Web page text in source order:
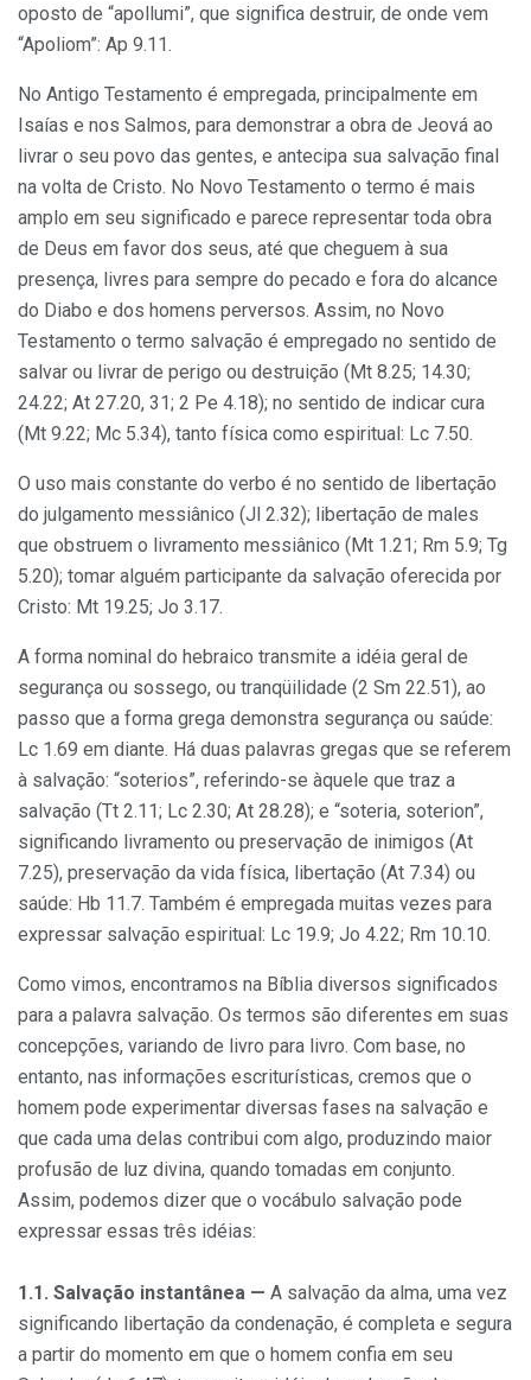
oposto de “apollumi”, que significa destruir, de onde vem
“Apoliom”: Ap 9.11.
No Antigo Testamento é empregada, principalmente em
Isaías e nos Salmos, para demonstrar a obra de Jeová ao
livrar o seu povo das gentes, e antecipa sua salvação final
na volta de Cristo. No Novo Tes­tamento o termo é mais
amplo em seu significado e parece representar toda obra
de Deus em favor dos seus, até que cheguem à sua
presença, livres para sempre do pecado e fora do alcance
do Diabo e dos homens perversos. Assim, no Novo
Testamento o termo salvação é empregado no sentido de
salvar ou livrar de perigo ou destruição (Mt 8.25; 14.30;
24.22; At 27.20, 31; 2 Pe 4.18); no sentido de indicar cura
(Mt 9.22; Mc 5.34), tanto física como espiritual: Lc 7.50.
O uso mais constante do verbo é no sentido de libertação
do julga­mento messiânico (Jl 2.32); libertação de males
que obstruem o livra­mento messiânico (Mt 1.21; Rm 5.9; Tg
5.20); tomar alguém partici­pante da salvação oferecida por
Cristo: Mt 19.25; Jo 3.17.
A forma nominal do hebraico transmite a idéia geral de
segurança ou sossego, ou tranqüilidade (2 Sm 22.51), ao
passo que a for­ma grega demonstra segurança ou saúde:
Lc 1.69 em diante. Há duas palavras gregas que se referem
à salvação: “soterios”, referindo-se à­quele que traz a
salvação (Tt 2.11; Lc 2.30; At 28.28); e “soteria, sote­rion”,
significando livramento ou preservação de inimigos (At
7.25), preservação da vida física, libertação (At 7.34) ou
saúde: Hb 11.7. Também é empregada muitas vezes para
expressar salvação espiri­tual: Lc 19.9; Jo 4.22; Rm 10.10.
Como vimos, encontramos na Bíblia diversos significados
para a palavra salvação. Os termos são diferentes em suas
concepções, va­riando de livro para livro. Com base, no
entanto, nas informações es­criturísticas, cremos que o
homem pode experimentar diversas fases na salvação e
que cada uma delas contribui com algo, produzindo maior
profusão de luz divina, quando tomadas em conjunto.
Assim, podemos dizer que o vocábulo salvação pode
expressar essas três idéias:
1.1. Salvação instantânea — A salvação da alma, uma vez
signifi­cando libertação da condenação, é completa e segura
a partir do mo­mento em que o homem confia em seu